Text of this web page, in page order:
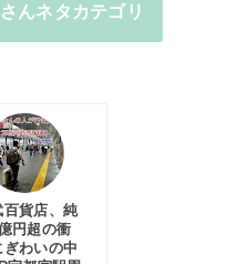
んネタカテゴリ
百貨店、純
円超の衝
ぎわいの中